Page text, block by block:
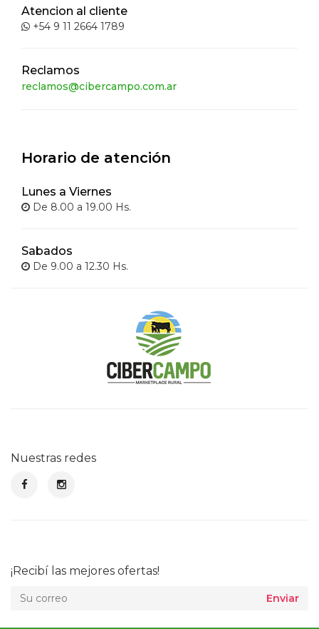
Atencion al cliente
+54 9 11 2664 1789
Reclamos
reclamos@cibercampo.com.ar
Horario de atención
Lunes a Viernes
De 8.00 a 19.00 Hs.
Sabados
De 9.00 a 12.30 Hs.
Nuestras redes
¡Recibí las mejores ofertas!
Enviar